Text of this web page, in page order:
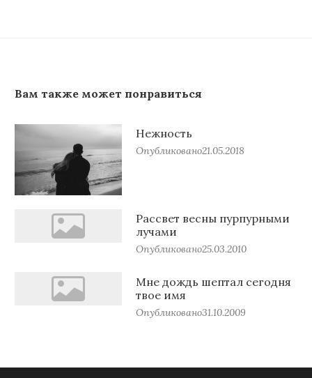
Вам также может понравиться
Нежность
Опубликовано21.05.2018
Рассвет весны пурпурными
лучами
Опубликовано25.03.2010
Мне дождь шептал сегодня
твое имя
Опубликовано31.10.2009